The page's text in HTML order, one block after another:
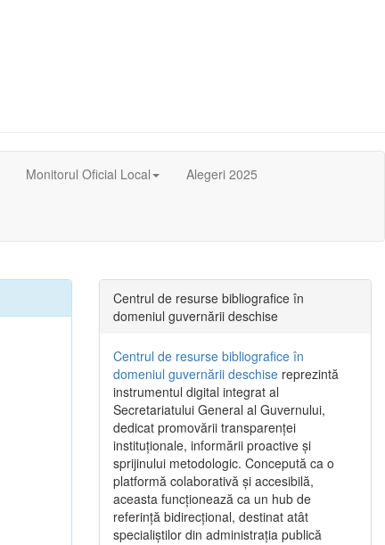
Monitorul Oficial Local Alegeri 2025
Centrul de resurse bibliografice în
domeniul guvernării deschise
Centrul de resurse bibliografice în
domeniul guvernării deschise reprezintă
instrumentul digital integrat al
Secretariatului General al Guvernului,
dedicat promovării transparenței
instituționale, informării proactive și
sprijinului metodologic. Concepută ca o
platformă colaborativă și accesibilă,
aceasta funcționează ca un hub de
referință bidirecțional, destinat atât
specialiștilor din administrația publică